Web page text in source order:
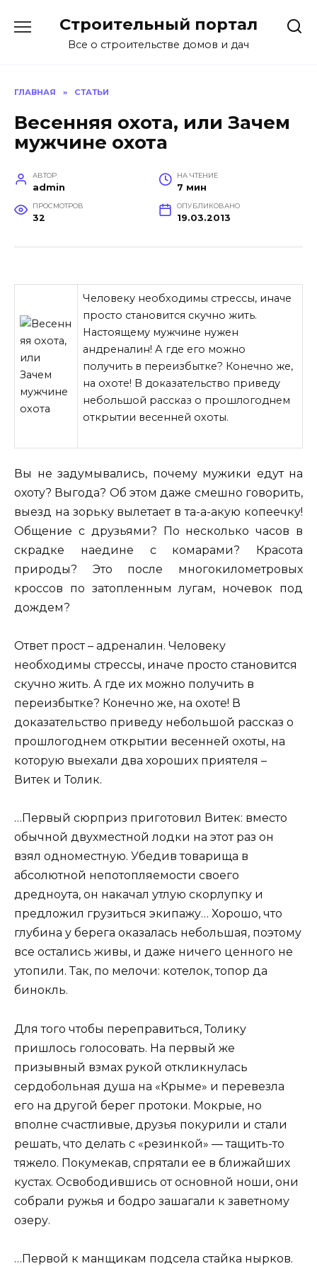
содержанию
Строительный портал
Все о строительстве домов и дач
ГЛАВНАЯ » СТАТЬИ
Весенняя охота, или Зачем
мужчине охота
АВТОР
admin
НА ЧТЕНИЕ
7 мин
ПРОСМОТРОВ
32
ОПУБЛИКОВАНО
19.03.2013
Человеку необходимы стрессы, иначе
просто становится скучно жить.
Настоящему мужчине нужен
андреналин! А где его можно
получить в переизбытке? Конечно же,
на охоте! В доказательство приведу
небольшой рассказ о прошлогоднем
открытии весенней охоты.
Вы не задумывались, почему мужики едут на
охоту? Выгода? Об этом даже смешно говорить,
выезд на зорьку вылетает в та-а-акую копеечку!
Общение с друзьями? По несколько часов в
скрадке наедине с комарами? Красота
природы? Это после многокилометровых
кроссов по затопленным лугам, ночевок под
дождем?
Ответ прост – адреналин. Человеку
необходимы стрессы, иначе просто становится
скучно жить. А где их можно получить в
переизбытке? Конечно же, на охоте! В
доказательство приведу небольшой рассказ о
прошлогоднем открытии весенней охоты, на
которую выехали два хороших приятеля –
Витек и Толик.
…Первый сюрприз приготовил Витек: вместо
обычной двухместной лодки на этот раз он
взял одноместную. Убедив товарища в
абсолютной непотопляемости своего
дредноута, он накачал утлую скорлупку и
предложил грузиться экипажу… Хорошо, что
глубина у берега оказалась небольшая, поэтому
все остались живы, и даже ничего ценного не
утопили. Так, по мелочи: котелок, топор да
бинокль.
Для того чтобы переправиться, Толику
пришлось голосовать. На первый же
призывный взмах рукой откликнулась
сердобольная душа на «Крыме» и перевезла
его на другой берег протоки. Мокрые, но
вполне счастливые, друзья покурили и стали
решать, что делать с «резинкой» — тащить-то
тяжело. Покумекав, спрятали ее в ближайших
кустах. Освободившись от основной ноши, они
собрали ружья и бодро зашагали к заветному
озеру.
…Первой к манщикам подсела стайка нырков.